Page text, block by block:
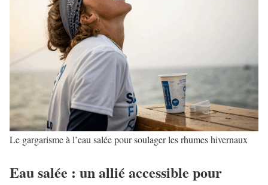
Le gargarisme à l’eau salée pour soulager les rhumes hivernaux
Eau salée : un allié accessible pour